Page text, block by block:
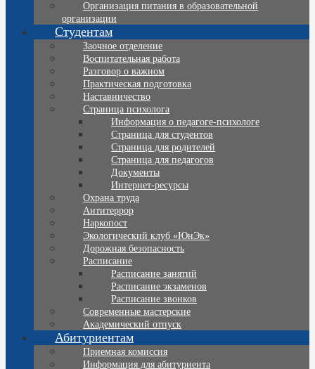
Организация питания в образовательной
организации
Студентам
Заочное отделение
Воспитательная работа
Разговор о важном
Практическая подготовка
Наставничество
Страница психолога
Информация о педагоге-психологе
Страница для студентов
Страница для родителей
Страница для педагогов
Документы
Интернет-ресурсы
Охрана труда
Антитеррор
Наркопост
Экологический клуб «ЮнЭк»
Дорожная безопасность
Расписание
Расписание занятий
Расписание экзаменов
Расписание звонков
Современные мастерские
Академический отпуск
Абитуриентам
Приемная комиссия
Информация для абитуриента